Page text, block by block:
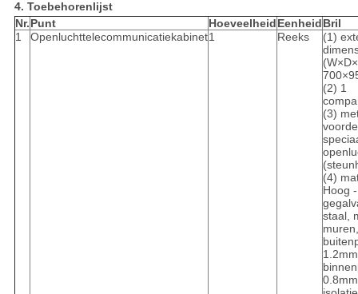
4. Toebehorenlijst
Nr.Punt HoeveelheidEenheidBril
1
Openluchttelecommunicatiekabinet1 Reeks
(1)
(2) 1
(3)
(4)
Hoog
staal,